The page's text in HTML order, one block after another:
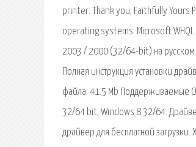
printer. Thank you, Faithfully Yours
operating systems. Microsoft
2003 / 2000 (32/64-bit) на
Полная инструкция установки
файла: 41.5 Mb Поддерживаемые
32/64 bit, Windows 8 32/64.
драйвер для бесплатной